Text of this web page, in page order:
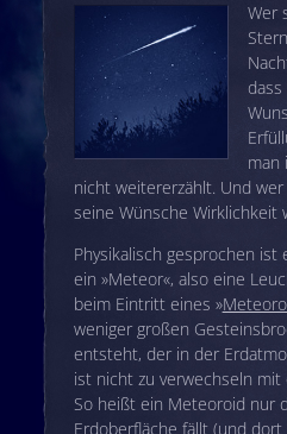
Wer
man
nicht weitererzählt. Und
seine Wünsche Wirklichkeit
Physikalisch gesprochen ist
ein »Meteor«, also eine
beim Eintritt eines »
weniger großen
entsteht, der in der
ist nicht zu verwechseln mit
So heißt ein Meteoroid nur
Erdoberfläche fällt (und